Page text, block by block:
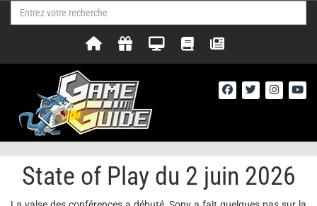
State of Play du 2 juin 2026